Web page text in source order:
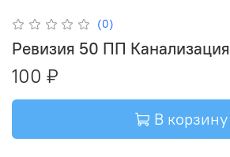
(0)
Ревизия 50 ПП Канализация
100 ₽
В корзину